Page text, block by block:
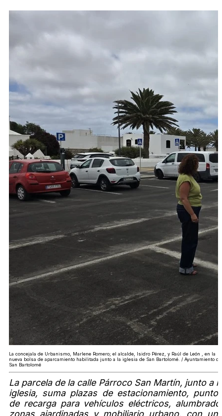
La concejala de Urbanismo, Marlene Romero; el alcalde, Isidro Pérez, y Raúl de León , en la
nueva bolsa de aparcamiento habilitada junto a la iglesia de San Bartolomé. / Ayuntamiento de
San Bartolomé
La parcela de la calle Párroco San Martín, junto a
iglesia, suma plazas de estacionamiento,
de recarga para vehículos eléctricos,
zonas ajardinadas y mobiliario urbano, con